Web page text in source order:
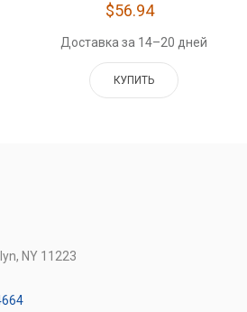
$56.94
Доставка за 14–20 дней
КУПИТЬ
NY 11223